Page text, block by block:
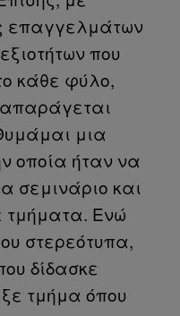
επαγγελμάτων
που
κάθε φύλο,
μια
οποία ήταν να
σεμινάριο και
τμήματα. Ενώ
στερεότυπα,
δίδασκε
τμήμα όπου